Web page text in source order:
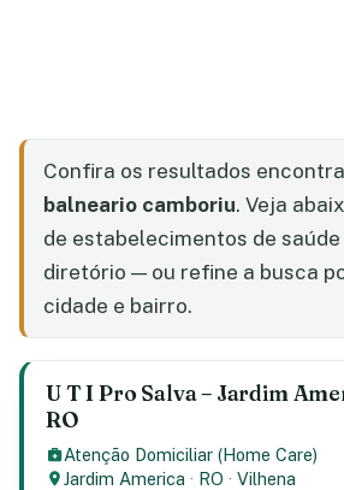
Confira os resultados
balneario camboriu. Veja
de estabelecimentos de saúde
diretório — ou refine a busca
cidade e bairro.
U T I Pro Salva – Jardim
RO
Atenção Domiciliar (Home Care)
Jardim America · RO ·Vilhena